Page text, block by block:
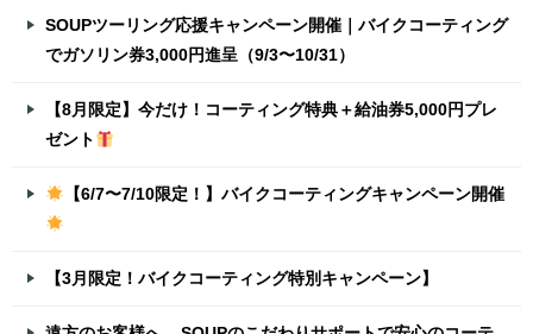
SOUPツーリング応援キャンペーン開催｜バイクコーティング
でガソリン券3,000円進呈（9/3〜10/31）
【8月限定】今だけ！コーティング特典＋給油券5,000円プレ
ゼント
【6/7〜7/10限定！】バイクコーティングキャンペーン開催
【3月限定！バイクコーティング特別キャンペーン】